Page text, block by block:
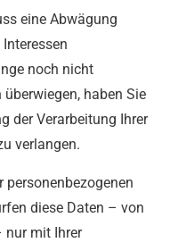
eine Abwägung
noch nicht
haben Sie
der Verarbeitung Ihrer
verlangen.
personenbezogenen
diese Daten – von
nur mit Ihrer